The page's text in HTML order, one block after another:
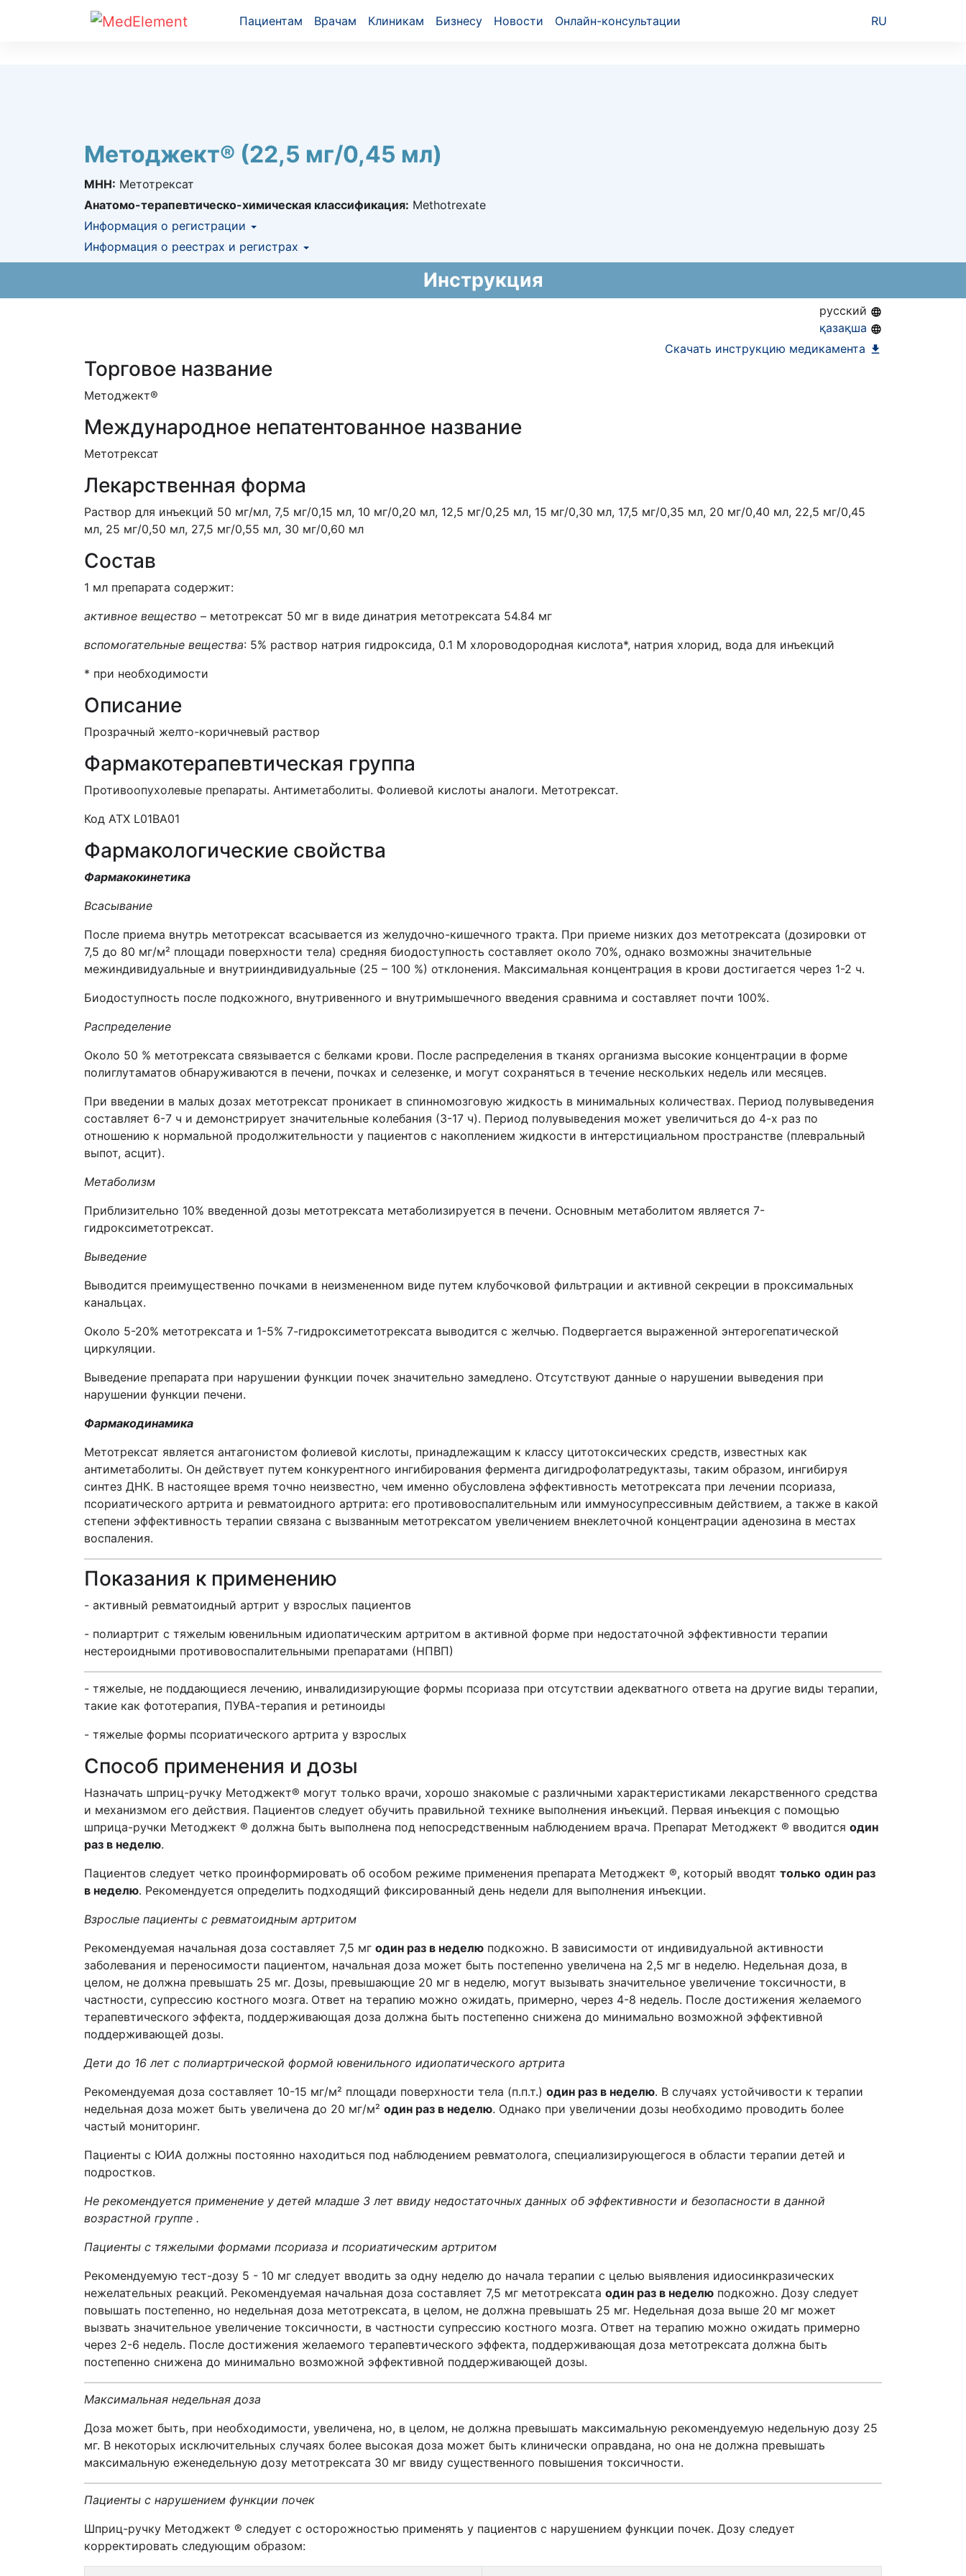
Пациентам Врачам Клиникам Бизнесу Новости Онлайн-консультации RU
Методжект® (22,5 мг/0,45 мл)
МНН: Метотрексат
Анатомо-терапевтическо-химическая классификация: Methotrexate
Информация о регистрации
Номер регистрации в РК:РК-ЛС-5№022843
Информация о реестрах и регистрах
АЛО (Включено в Список бесплатного амбулаторного лекарственного обеспечения)
Инструкция
русский
қазақша
Скачать инструкцию медикамента
Торговое название
Методжект®
Международное непатентованное название
Метотрексат
Лекарственная форма
Раствор для инъекций 50 мг/мл, 7,5 мг/0,15 мл, 10 мг/0,20 мл, 12,5 мг/0,25 мл, 15 мг/0,30 мл, 17,5 мг/0,35 мл, 20 мг/0,40 мл, 22,5 мг/0,45
мл, 25 мг/0,50 мл, 27,5 мг/0,55 мл, 30 мг/0,60 мл
Состав
1 мл препарата содержит:
активное вещество – метотрексат 50 мг в виде динатрия метотрексата 54.84 мг
вспомогательные вещества: 5% раствор натрия гидроксида, 0.1 М хлороводородная кислота*, натрия хлорид, вода для инъекций
* при необходимости
Описание
Прозрачный желто-коричневый раствор
Фармакотерапевтическая группа
Противоопухолевые препараты. Антиметаболиты. Фолиевой кислоты аналоги. Метотрексат.
Код АТХ L01BA01
Фармакологические свойства
Фармакокинетика
Всасывание
После приема внутрь метотрексат всасывается из желудочно-кишечного тракта. При приеме низких доз метотрексата (дозировки от
7,5 до 80 мг/м² площади поверхности тела) средняя биодоступность составляет около 70%, однако возможны значительные
межиндивидуальные и внутрииндивидуальные (25 – 100 %) отклонения. Максимальная концентрация в крови достигается через 1-2 ч.
Биодоступность после подкожного, внутривенного и внутримышечного введения сравнима и составляет почти 100%.
Распределение
Около 50 % метотрексата связывается с белками крови. После распределения в тканях организма высокие концентрации в форме
полиглутаматов обнаруживаются в печени, почках и селезенке, и могут сохраняться в течение нескольких недель или месяцев.
При введении в малых дозах метотрексат проникает в спинномозговую жидкость в минимальных количествах. Период полувыведения
составляет 6-7 ч и демонстрирует значительные колебания (3-17 ч). Период полувыведения может увеличиться до 4-х раз по
отношению к нормальной продолжительности у пациентов с накоплением жидкости в интерстициальном пространстве (плевральный
выпот, асцит).
Метаболизм
Приблизительно 10% введенной дозы метотрексата метаболизируется в печени. Основным метаболитом является 7-
гидроксиметотрексат.
Выведение
Выводится преимущественно почками в неизмененном виде путем клубочковой фильтрации и активной секреции в проксимальных
канальцах.
Около 5-20% метотрексата и 1-5% 7-гидроксиметотрексата выводится с желчью. Подвергается выраженной энтерогепатической
циркуляции.
Выведение препарата при нарушении функции почек значительно замедлено. Отсутствуют данные о нарушении выведения при
нарушении функции печени.
Фармакодинамика
Метотрексат является антагонистом фолиевой кислоты, принадлежащим к классу цитотоксических средств, известных как
антиметаболиты. Он действует путем конкурентного ингибирования фермента дигидрофолатредуктазы, таким образом, ингибируя
синтез ДНК. В настоящее время точно неизвестно, чем именно обусловлена эффективность метотрексата при лечении псориаза,
псориатического артрита и ревматоидного артрита: его противовоспалительным или иммуносупрессивным действием, а также в какой
степени эффективность терапии связана с вызванным метотрексатом увеличением внеклеточной концентрации аденозина в местах
воспаления.
Показания к применению
- активный ревматоидный артрит у взрослых пациентов
- полиартрит с тяжелым ювенильным идиопатическим артритом в активной форме при недостаточной эффективности терапии
нестероидными противовоспалительными препаратами (НПВП)
- тяжелые, не поддающиеся лечению, инвалидизирующие формы псориаза при отсутствии адекватного ответа на другие виды терапии,
такие как фототерапия, ПУВА-терапия и ретиноиды
- тяжелые формы псориатического артрита у взрослых
Способ применения и дозы
Назначать шприц-ручку Методжект® могут только врачи, хорошо знакомые с различными характеристиками лекарственного средства
и механизмом его действия. Пациентов следует обучить правильной технике выполнения инъекций. Первая инъекция с помощью
шприца-ручки Методжект ® должна быть выполнена под непосредственным наблюдением врача. Препарат Методжект ® вводится один
раз в неделю.
Пациентов следует четко проинформировать об особом режиме применения препарата Методжект ®, который вводят только один раз
в неделю. Рекомендуется определить подходящий фиксированный день недели для выполнения инъекции.
Взрослые пациенты с ревматоидным артритом
Рекомендуемая начальная доза составляет 7,5 мг один раз в неделю подкожно. В зависимости от индивидуальной активности
заболевания и переносимости пациентом, начальная доза может быть постепенно увеличена на 2,5 мг в неделю. Недельная доза, в
целом, не должна превышать 25 мг. Дозы, превышающие 20 мг в неделю, могут вызывать значительное увеличение токсичности, в
частности, супрессию костного мозга. Ответ на терапию можно ожидать, примерно, через 4-8 недель. После достижения желаемого
терапевтического эффекта, поддерживающая доза должна быть постепенно снижена до минимально возможной эффективной
поддерживающей дозы.
Дети до 16 лет с полиартрической формой ювенильного идиопатического артрита
Рекомендуемая доза составляет 10-15 мг/м² площади поверхности тела (п.п.т.) один раз в неделю. В случаях устойчивости к терапии
недельная доза может быть увеличена до 20 мг/м² один раз в неделю. Однако при увеличении дозы необходимо проводить более
частый мониторинг.
Пациенты с ЮИА должны постоянно находиться под наблюдением ревматолога, специализирующегося в области терапии детей и
подростков.
Не рекомендуется применение у детей младше 3 лет ввиду недостаточных данных об эффективности и безопасности в данной
возрастной группе .
Пациенты с тяжелыми формами псориаза и псориатическим артритом
Рекомендуемую тест-дозу 5 - 10 мг следует вводить за одну неделю до начала терапии с целью выявления идиосинкразических
нежелательных реакций. Рекомендуемая начальная доза составляет 7,5 мг метотрексата один раз в неделю подкожно. Дозу следует
повышать постепенно, но недельная доза метотрексата, в целом, не должна превышать 25 мг. Недельная доза выше 20 мг может
вызвать значительное увеличение токсичности, в частности супрессию костного мозга. Ответ на терапию можно ожидать примерно
через 2-6 недель. После достижения желаемого терапевтического эффекта, поддерживающая доза метотрексата должна быть
постепенно снижена до минимально возможной эффективной поддерживающей дозы.
Максимальная недельная доза
Доза может быть, при необходимости, увеличена, но, в целом, не должна превышать максимальную рекомендуемую недельную дозу 25
мг. В некоторых исключительных случаях более высокая доза может быть клинически оправдана, но она не должна превышать
максимальную еженедельную дозу метотрексата 30 мг ввиду существенного повышения токсичности.
Пациенты с нарушением функции почек
Шприц-ручку Методжект ® следует с осторожностью применять у пациентов с нарушением функции почек. Дозу следует
корректировать следующим образом: